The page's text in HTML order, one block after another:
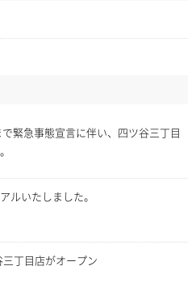
緊急事態宣言に伴い、四ツ谷三丁目
ルいたしました。
丁目店がオープン